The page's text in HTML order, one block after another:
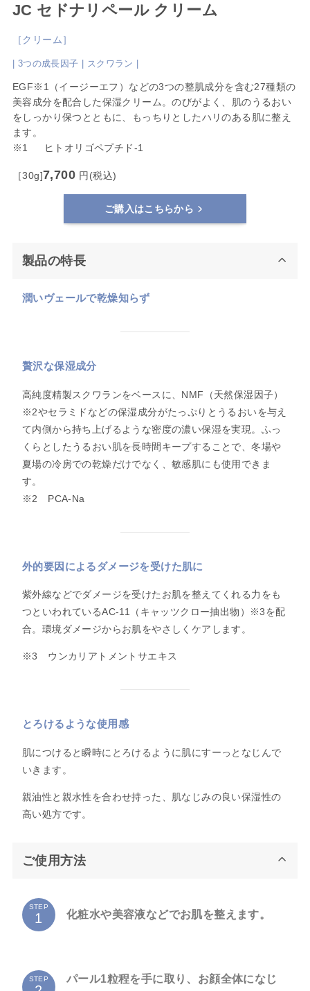
JC セドナリペール クリーム
［クリーム］
| 3つの成長因子 | スクワラン |
EGF※1（イージーエフ）などの3つの整肌成分を含む27種類の
美容成分を配合した保湿クリーム。のびがよく、肌のうるおい
をしっかり保つとともに、もっちりとしたハリのある肌に整え
ます。
※1 ヒトオリゴペプチド-1
［30g]7,700 円(税込)
ご購入はこちらから
製品の特長
潤いヴェールで乾燥知らず
贅沢な保湿成分
高純度精製スクワランをベースに、NMF（天然保湿因子）
※2やセラミドなどの保湿成分がたっぷりとうるおいを与え
て内側から持ち上げるような密度の濃い保湿を実現。ふっ
くらとしたうるおい肌を長時間キープすることで、冬場や
夏場の冷房での乾燥だけでなく、敏感肌にも使用できま
す。
※2 PCA-Na
外的要因によるダメージを受けた肌に
紫外線などでダメージを受けたお肌を整えてくれる力をも
つといわれているAC-11（キャッツクロー抽出物）※3を配
合。環境ダメージからお肌をやさしくケアします。
※3 ウンカリアトメントサエキス
とろけるような使用感
肌につけると瞬時にとろけるように肌にすーっとなじんで
いきます。
親油性と親水性を合わせ持った、肌なじみの良い保湿性の
高い処方です。
ご使用方法
STEP
化粧水や美容液などでお肌を整えます。
STEP
パール1粒程を手に取り、お顔全体になじ